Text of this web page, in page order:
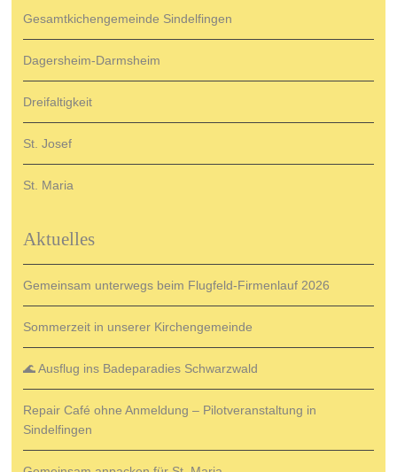
Gesamtkichengemeinde Sindelfingen
Dagersheim-Darmsheim
Dreifaltigkeit
St. Josef
St. Maria
Aktuelles
Gemeinsam unterwegs beim Flugfeld-Firmenlauf 2026
Sommerzeit in unserer Kirchengemeinde
🌊 Ausflug ins Badeparadies Schwarzwald
Repair Café ohne Anmeldung – Pilotveranstaltung in
Sindelfingen